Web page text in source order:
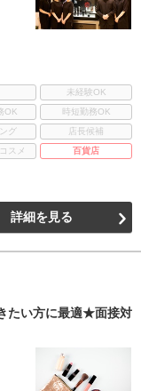
未経験OK
OK
時短勤務OK
グ
店長候補
スメ 百貨店
詳細を見る
たい方に最適★面接対